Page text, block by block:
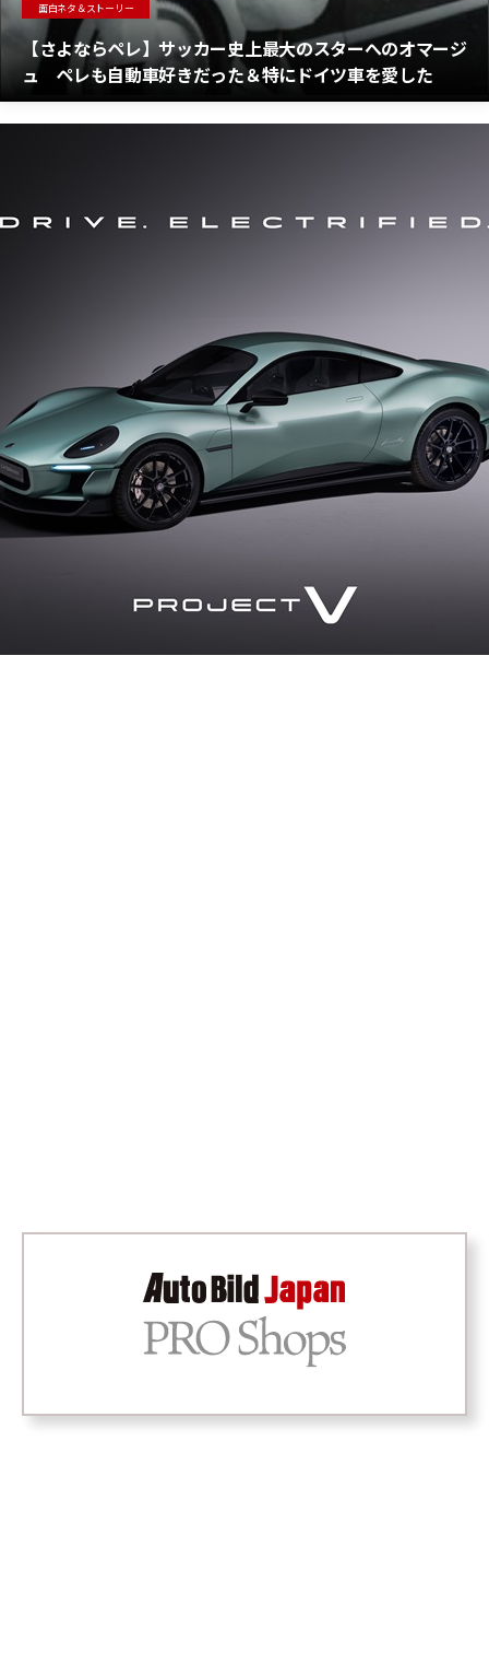
面白ネタ＆ストーリー
【さよならペレ】サッカー史上最大のスターへのオマージ
ュ ペレも自動車好きだった＆特にドイツ車を愛した